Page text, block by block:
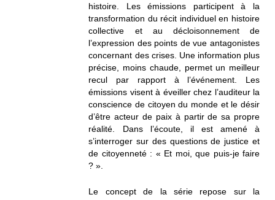
histoire. Les émissions participent à la
transformation du récit individuel en histoire
collective et au décloisonnement de
l’expression des points de vue antagonistes
concernant des crises. Une information plus
précise, moins chaude, permet un meilleur
recul par rapport à l’événement. Les
émissions visent à éveiller chez l’auditeur la
conscience de citoyen du monde et le désir
d’être acteur de paix à partir de sa propre
réalité. Dans l’écoute, il est amené à
s’interroger sur des questions de justice et
de citoyenneté : « Et moi, que puis-je faire
? ».
Le concept de la série repose sur la